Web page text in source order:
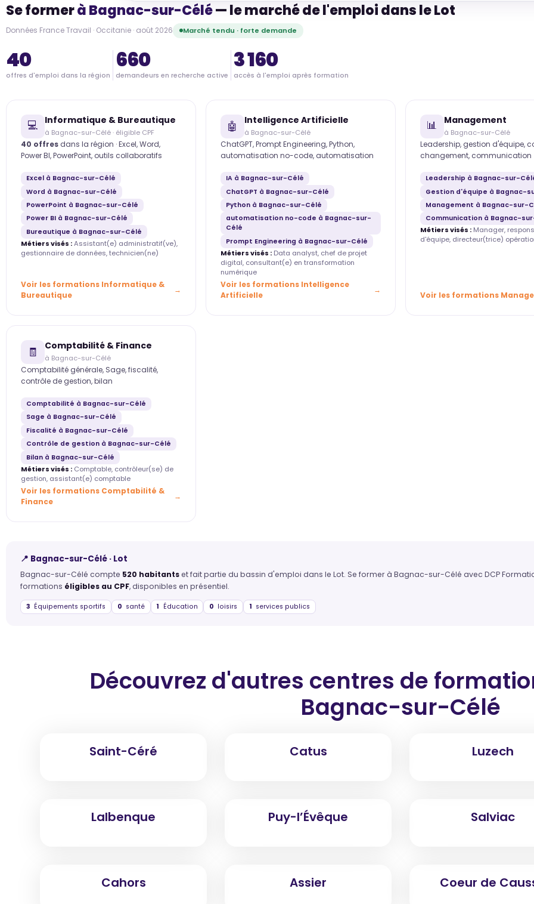
Se formerà Bagnac-sur-Célé— le marché de l'emploi dans le Lot
Données France Travail · Occitanie · août 2026 Marché tendu · forte demande
40
offres d'emploi dans la région
660
demandeurs en recherche active
3 160
accès à l'emploi après formation
💻 Informatique & Bureautique
à Bagnac-sur-Célé · éligible CPF
40 offres dans la région · Excel, Word,
Power BI, PowerPoint, outils collaboratifs
Excel à Bagnac-sur-Célé
Word à Bagnac-sur-Célé
PowerPoint à Bagnac-sur-Célé
Power BI à Bagnac-sur-Célé
Bureautique à Bagnac-sur-Célé
Métiers visés :Assistant(e) administratif(ve),
gestionnaire de données, technicien(ne)
Voir les formations Informatique &
Bureautique
🤖 Intelligence Artificielle
à Bagnac-sur-Célé
ChatGPT, Prompt Engineering, Python,
automatisation no-code, automatisation
IA à Bagnac-sur-Célé
ChatGPT à Bagnac-sur-Célé
Python à Bagnac-sur-Célé
automatisation no-code à Bagnac-sur-
Célé
Prompt Engineering à Bagnac-sur-Célé
Métiers visés : Data analyst, chef de projet
digital, consultant(e) en transformation
numérique
Voir les formations Intelligence
Artificielle
📊 Management
à Bagnac-sur-Célé
Leadership, gestion d'équipe,
changement, communication
Leadership à Bagnac-sur-
Gestion d'équipe à Bagnac-
Management à Bagnac-sur-
Communication à Bagnac-
Métiers visés : Manager,
d'équipe, directeur(trice)
Voir les formations
🧾 Comptabilité & Finance
à Bagnac-sur-Célé
Comptabilité générale, Sage, fiscalité,
contrôle de gestion, bilan
Comptabilité à Bagnac-sur-Célé
Sage à Bagnac-sur-Célé
Fiscalité à Bagnac-sur-Célé
Contrôle de gestion à Bagnac-sur-Célé
Bilan à Bagnac-sur-Célé
Métiers visés : Comptable, contrôleur(se) de
gestion, assistant(e) comptable
Voir les formations Comptabilité &
Finance
📍 Bagnac-sur-Célé · Lot
Bagnac-sur-Célé compte 520 habitantset fait partie du bassin d'emploi dans le Lot. Se former à Bagnac-sur-Célé avec DCP
formations éligibles au CPF, disponibles en présentiel.
3 Équipements sportifs 0 santé 1 Éducation 0 loisirs 1 services publics
Découvrez d'autres centres de
Bagnac-sur-Célé
Saint-Céré Catus Luzech
Lalbenque Puy-l’Évêque Salviac
Cahors Assier Coeur de